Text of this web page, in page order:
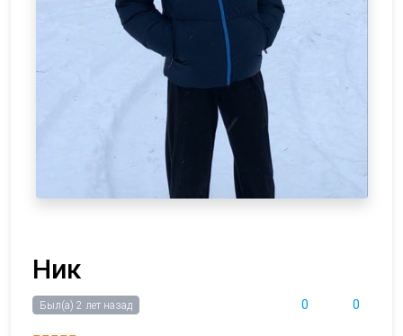
Ник
0 0
Был(а) 2 лет назад